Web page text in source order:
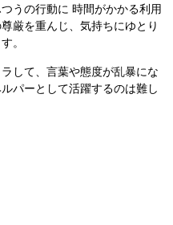
うの行動に 時間がかかる利用
厳を重んじ、気持ちにゆとり
。
して、言葉や態度が乱暴にな
パーとして活躍するのは難し